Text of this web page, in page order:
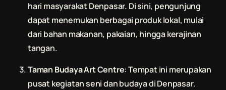
hari masyarakat Denpasar. Di sini, pengunjung
dapat menemukan berbagai produk lokal, mulai
dari bahan makanan, pakaian, hingga kerajinan
tangan.
Taman Budaya Art Centre: Tempat ini merupakan
pusat kegiatan seni dan budaya di Denpasar.